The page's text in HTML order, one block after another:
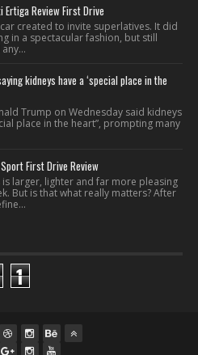
Review First Drive
created to invite superlatives. It did
in a spectacular fashion, but still
kidneys have a ‘special place in the
Trump on Wednesday said kidneys
place in the heart”, prompting many
First Drive Review
is larger, lighter and far more pleasing
But is that what really matters? After
1